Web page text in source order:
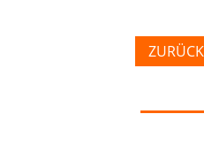
ZURÜCK